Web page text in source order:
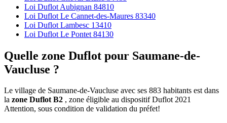
Loi Duflot Aubignan 84810
Loi Duflot Le Cannet-des-Maures 83340
Loi Duflot Lambesc 13410
Loi Duflot Le Pontet 84130
Quelle zone Duflot pour Saumane-de-
Vaucluse ?
Le village de Saumane-de-Vaucluse avec ses 883 habitants est dans
la zone Duflot B2 , zone éligible au dispositif Duflot 2021
Attention, sous condition de validation du préfet!